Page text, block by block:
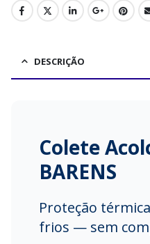
DESCRIÇÃO
Colete
BARENS
Proteção
frios — sem